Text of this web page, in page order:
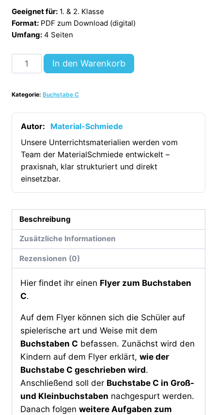
Geeignet für: 1. & 2. Klasse
Format: PDF zum Download (digital)
Umfang: 4 Seiten
Buchstabe
C:
[Digital]
Menge
In den Warenkorb
Kategorie: Buchstabe C
Autor:
Material-Schmiede
Unsere Unterrichtsmaterialien werden vom
Team der MaterialSchmiede entwickelt –
praxisnah, klar strukturiert und direkt
einsetzbar.
Beschreibung
Zusätzliche Informationen
Rezensionen (0)
Hier findet ihr einen Flyer zum Buchstaben
C.
Auf dem Flyer können sich die Schüler auf
spielerische art und Weise mit dem
Buchstaben C befassen. Zunächst wird den
Kindern auf dem Flyer erklärt, wie der
Buchstabe C geschrieben wird.
Anschließend soll der Buchstabe C in Groß-
und Kleinbuchstaben nachgespurt werden.
Danach folgen weitere Aufgaben zum